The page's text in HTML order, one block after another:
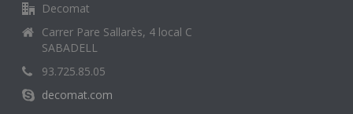
Decomat
Carrer Pare Sallarès, 4 local C
SABADELL
93.725.85.05
decomat.com